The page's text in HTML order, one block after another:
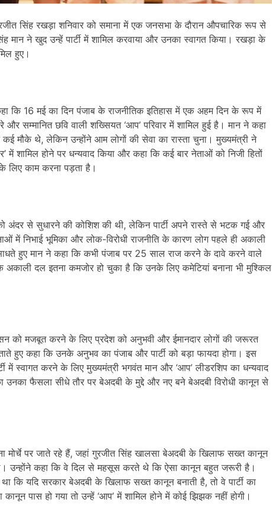
सिंह रखड़ा शनिवार को समाना में एक जनसभा के दौरान औपचारिक रूप से
मान ने खुद उन्हें पार्टी में शामिल करवाया और उनका स्वागत किया। रखड़ा के
हुए।
कि 16 मई का दिन पंजाब के राजनीतिक इतिहास में एक अहम दिन के रूप में
सम्मानित छवि वाली शख्सियत ‘आप’ परिवार में शामिल हुई है। मान ने कहा
मौके थे, लेकिन उन्होंने आम लोगों की सेवा का रास्ता चुना। मुख्यमंत्री ने
में शामिल होने पर धन्यवाद किया और कहा कि कई बार नेताओं को निजी हितों
काम करना पड़ता है।
अंदर से सुधारने की कोशिश की थी, लेकिन पार्टी अपने रास्ते से भटक गई और
में निभाई भूमिका और लोक-विरोधी राजनीति के कारण लोग पहले ही अकाली
हुए मान ने कहा कि कभी पंजाब पर 25 साल राज करने के दावे करने वाले
दल इतना कमजोर हो चुका है कि उनके लिए कमेटियां बनाना भी मुश्किल
को मजबूत करने के लिए प्रदेश को अनुभवी और ईमानदार लोगों की जरूरत
हुए कहा कि उनके अनुभव का पंजाब और पार्टी को बड़ा फायदा होगा। इस
में स्वागत करने के लिए मुख्यमंत्री भगवंत मान और ‘आप’ लीडरशिप का धन्यवाद
उनका फैसला सीधे तौर पर बेअदबी के मुद्दे और नए बने बेअदबी विरोधी कानून से
मोर्चे पर जाते रहे हैं, जहां गुरजीत सिंह खालसा बेअदबी के खिलाफ सख्त कानून
उन्होंने कहा कि वे दिल से महसूस करते थे कि ऐसा कानून बहुत जरूरी है।
कि यदि सरकार बेअदबी के खिलाफ सख्त कानून बनाती है, तो वे पार्टी का
पास हो गया तो उन्हें ‘आप’ में शामिल होने में कोई झिझक नहीं होगी।